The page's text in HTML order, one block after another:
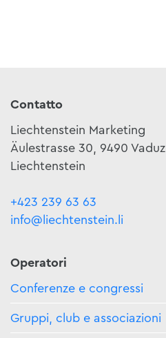
Contatto
Liechtenstein Marketing
Äulestrasse 30, 9490 Vaduz
Liechtenstein
+423 239 63 63
info@liechtenstein.li
Operatori
Conferenze e congressi
Gruppi, club e associazioni